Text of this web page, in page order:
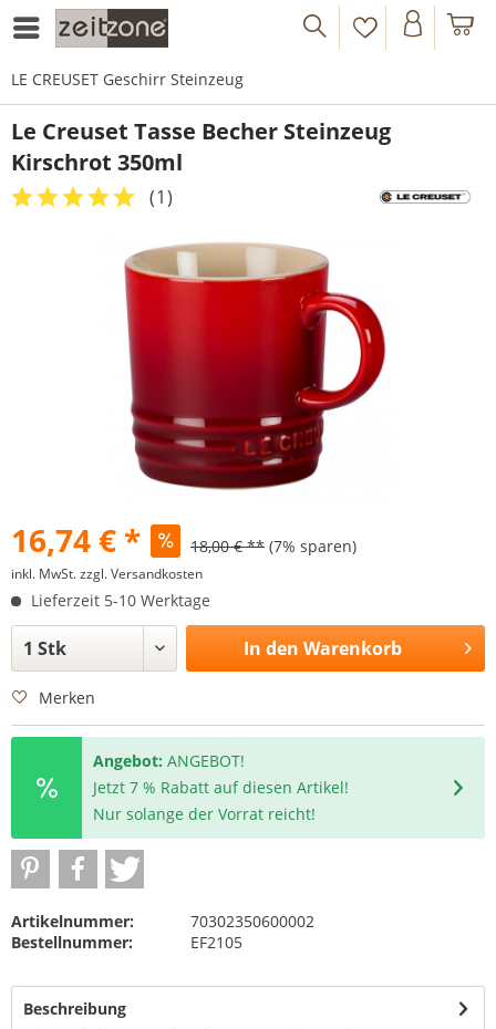
LE CREUSET Geschirr Steinzeug
Le Creuset Tasse Becher Steinzeug
Kirschrot 350ml
(1)
16,74 € * 18,00 € ** (7% sparen)
inkl. MwSt.zzgl. Versandkosten
Lieferzeit 5-10 Werktage
In den Warenkorb
Merken
Angebot: ANGEBOT!
Jetzt 7 % Rabatt auf diesen Artikel!
Nur solange der Vorrat reicht!
Artikelnummer:
70302350600002
Bestellnummer:
EF2105
Beschreibung